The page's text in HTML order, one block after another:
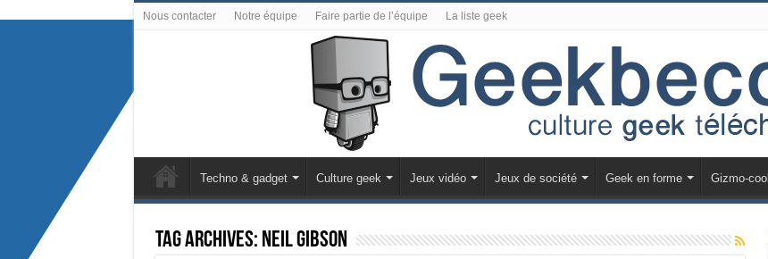
Nous contacter Notre équipe Faire partie de l’équipe La liste geek
Techno & gadget Culture geek Jeux vidéo Jeux de société Geek en forme Gizmo-cool
Tag Archives: Neil Gibson